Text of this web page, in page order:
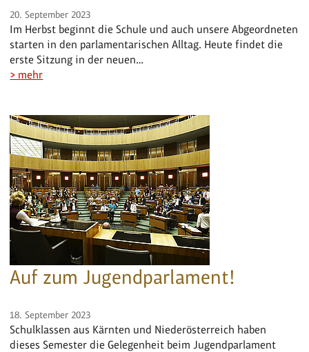
20. September 2023
Im Herbst beginnt die Schule und auch unsere Abgeordneten
starten in den parlamentarischen Alltag. Heute findet die
erste Sitzung in der neuen…
> mehr
Auf zum Jugendparlament!
18. September 2023
Schulklassen aus Kärnten und Niederösterreich haben
dieses Semester die Gelegenheit beim Jugendparlament